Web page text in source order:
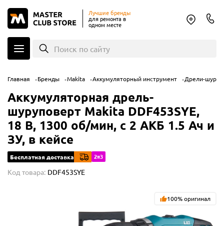
Лучшие бренды
для ремонта в
одном месте
Поиск по сайту
Главная Бренды Makita Аккумуляторный инструмент Дрели-
Аккумуляторная дрель-
шуруповерт Makita DDF453SYE,
18 В, 1300 об/мин, с 2 АКБ 1.5 Ач и
ЗУ, в кейсе
Бесплатная доставка 2=3
Код товара: DDF453SYE
100% оригинал